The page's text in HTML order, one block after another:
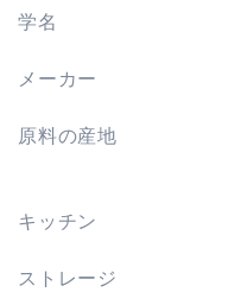
学名
メーカー
原料の産地
キッチン
ストレージ